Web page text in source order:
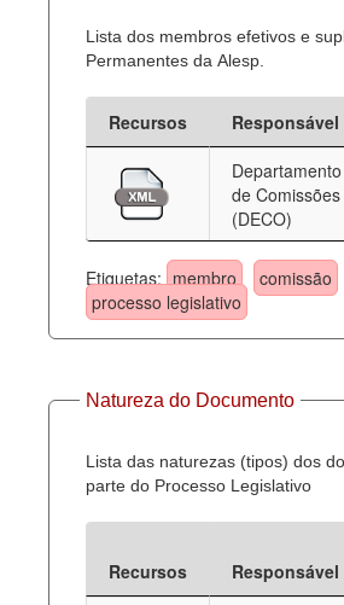
Lista dos membros efetivos e
Permanentes da Alesp.
Recursos Responsável
Departamento
de Comissões
(DECO)
Etiquetas: membro comissão
processo legislativo
Natureza do Documento
Lista das naturezas (tipos) dos
parte do Processo Legislativo
Recursos Responsável